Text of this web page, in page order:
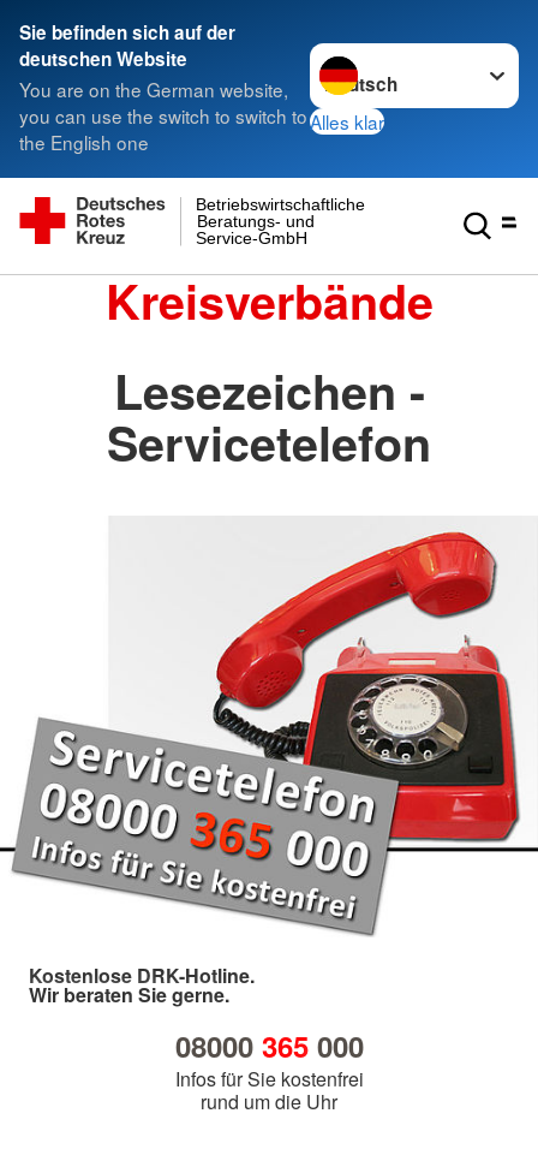
Sie befinden sich auf der
deutschen Website
You are on the German website,
you can use the switch to switch to
the English one
Sprache wechseln zu
Alles klar
Service-GmbH
Beratungs- und
Betriebswirtschaftliche
Kreisverbände
Lesezeichen -
Servicetelefon
Kostenlose DRK-Hotline.
Wir beraten Sie gerne.
08000 365000
Infos für Sie kostenfrei
rund um die Uhr